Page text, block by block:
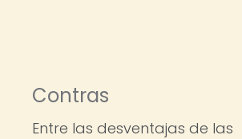
Contras
Entre las desventajas de las